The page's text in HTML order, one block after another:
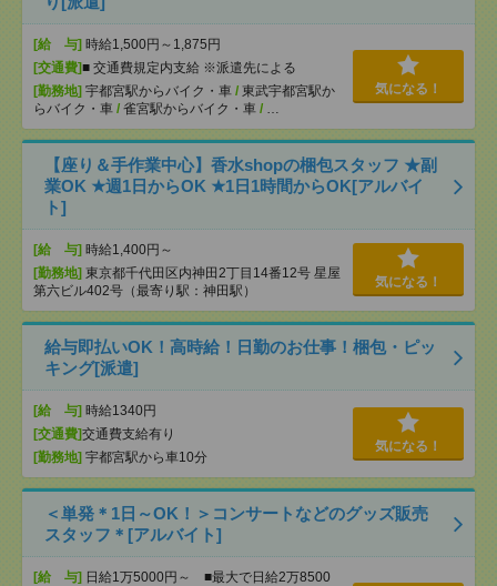
[給 与] 時給1,500円～1,875円
[交通費]■ 交通費規定内支給 ※派遣先による
[勤務地] 宇都宮駅からバイク・車 / 東武宇都宮駅か
らバイク・車 / 雀宮駅からバイク・車 / …
気になる！
【座り＆手作業中心】香水shopの梱包スタッフ ★副
業OK ★週1日からOK ★1日1時間からOK[アルバイ
ト]
[給 与] 時給1,400円～
[勤務地] 東京都千代田区内神田2丁目14番12号 星屋
第六ビル402号（最寄り駅：神田駅）
気になる！
給与即払いOK！高時給！日勤のお仕事！梱包・ピッ
キング[派遣]
[給 与] 時給1340円
[交通費]交通費支給有り
[勤務地] 宇都宮駅から車10分
気になる！
＜単発＊1日～OK！＞コンサートなどのグッズ販売
スタッフ＊[アルバイト]
[給 与] 日給1万5000円～ ■最大で日給2万8500